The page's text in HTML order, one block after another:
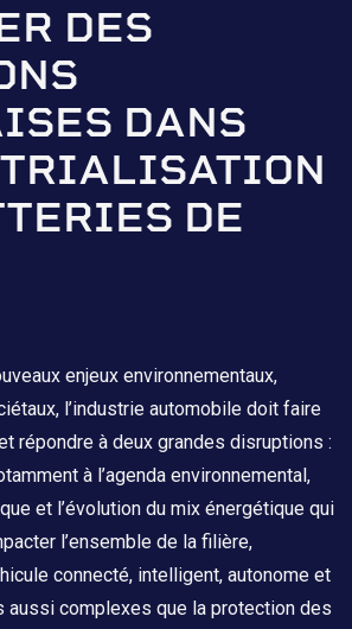
DES
DANS
DE
enjeux environnementaux,
l’industrie automobile doit faire
répondre à deux grandes disruptions :
à l’agenda environnemental,
et l’évolution du mix énergétique qui
l’ensemble de la filière,
connecté, intelligent, autonome et
aussi complexes que la protection des